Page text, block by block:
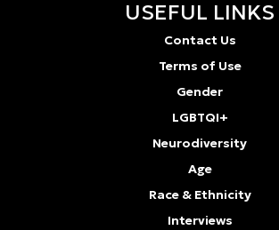
USEFUL LINKS
Contact Us
Terms of Use
Gender
LGBTQI+
Neurodiversity
Age
Race & Ethnicity
Interviews